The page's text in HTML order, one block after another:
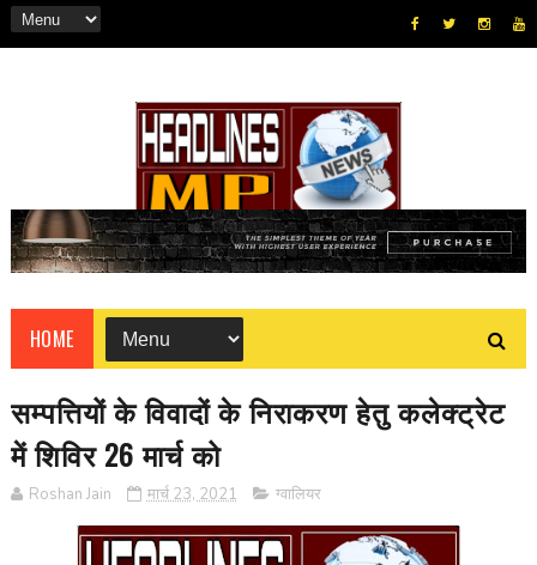
HOME
सम्पत्तियों के विवादों के निराकरण हेतु कलेक्ट्रेट
में शिविर 26 मार्च को
Roshan Jain मार्च 23, 2021 ग्वालियर